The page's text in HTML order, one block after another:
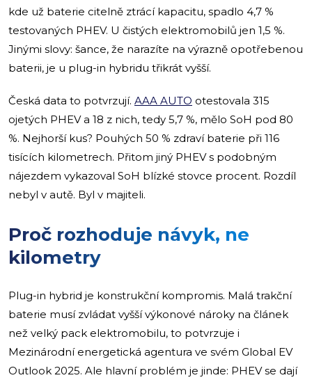
kde už baterie citelně ztrácí kapacitu, spadlo 4,7 %
testovaných PHEV. U čistých elektromobilů jen 1,5 %.
Jinými slovy: šance, že narazíte na výrazně opotřebenou
baterii, je u plug-in hybridu třikrát vyšší.
Česká data to potvrzují. AAA AUTO otestovala 315
ojetých PHEV a 18 z nich, tedy 5,7 %, mělo SoH pod 80
%. Nejhorší kus? Pouhých 50 % zdraví baterie při 116
tisících kilometrech. Přitom jiný PHEV s podobným
nájezdem vykazoval SoH blízké stovce procent. Rozdíl
nebyl v autě. Byl v majiteli.
Proč rozhoduje návyk, ne
kilometry
Plug-in hybrid je konstrukční kompromis. Malá trakční
baterie musí zvládat vyšší výkonové nároky na článek
než velký pack elektromobilu, to potvrzuje i
Mezinárodní energetická agentura ve svém Global EV
Outlook 2025. Ale hlavní problém je jinde: PHEV se dají